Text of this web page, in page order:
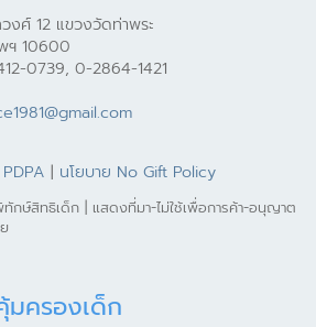
ศ์ 12 แขวงวัดท่าพระ
ฯ 10600
0739, 0-2864-1421
| นโยบาย No Gift Policy
ษ์สิทธิเด็ก | แสดงที่มา-ไม่ใช้เพื่อการค้า-อนุญาต
ครองเด็ก